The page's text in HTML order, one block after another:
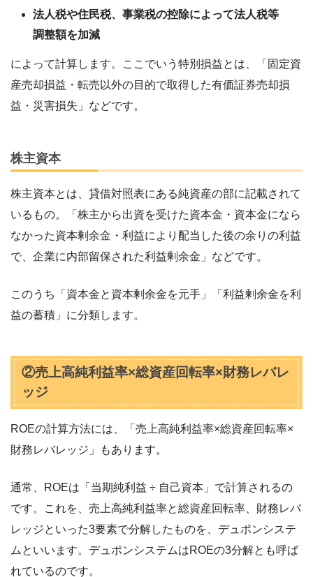
法人税や住民税、事業税の控除によって法人税等
調整額を加減
によって計算します。ここでいう特別損益とは、「固定資
産売却損益・転売以外の目的で取得した有価証券売却損
益・災害損失」などです。
株主資本
株主資本とは、貸借対照表にある純資産の部に記載されて
いるもの。「株主から出資を受けた資本金・資本金になら
なかった資本剰余金・利益により配当した後の余りの利益
で、企業に内部留保された利益剰余金」などです。
このうち「資本金と資本剰余金を元手」「利益剰余金を利
益の蓄積」に分類します。
②売上高純利益率×総資産回転率×財務レバレ
ッジ
ROEの計算方法には、「売上高純利益率×総資産回転率×
財務レバレッジ」もあります。
通常、ROEは「当期純利益 ÷ 自己資本」で計算されるの
です。これを、売上高純利益率と総資産回転率、財務レバ
レッジといった3要素で分解したものを、デュポンシステ
ムといいます。デュポンシステムはROEの3分解とも呼ば
れているのです。